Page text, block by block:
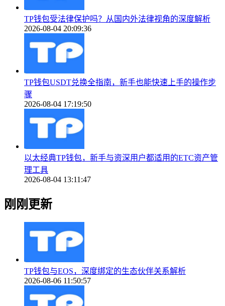
TP钱包受法律保护吗？从国内外法律视角的深度解析
2026-08-04 20:09:36
TP钱包USDT兑换全指南，新手也能快速上手的操作步
骤
2026-08-04 17:19:50
以太经典TP钱包，新手与资深用户都适用的ETC资产管
理工具
2026-08-04 13:11:47
刚刚更新
TP钱包与EOS，深度绑定的生态伙伴关系解析
2026-08-06 11:50:57